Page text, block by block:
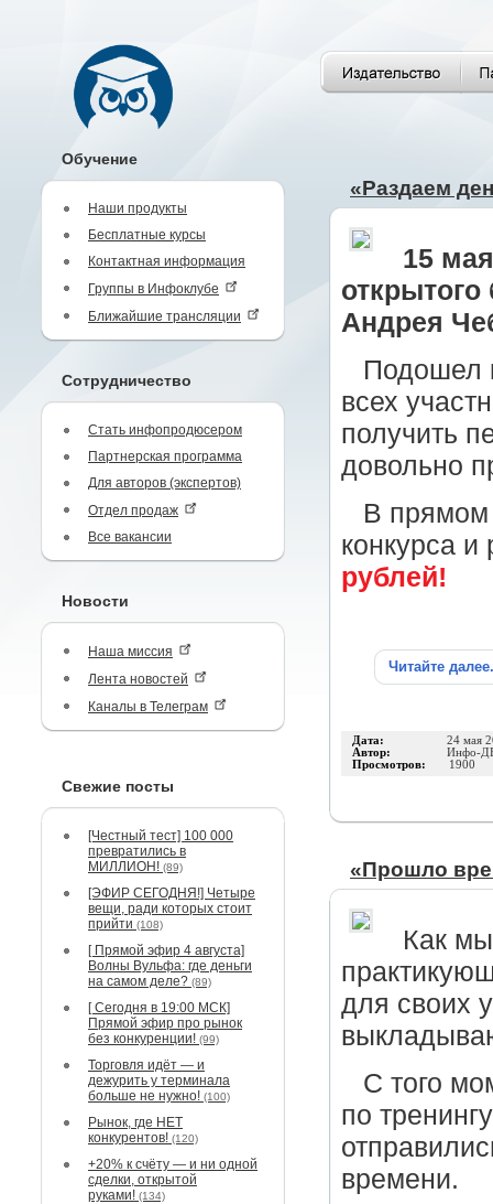
Обучение
Наши продукты
Бесплатные курсы
Контактная информация
Группы в Инфоклубе
Ближайшие трансляции
Сотрудничество
Стать инфопродюсером
Партнерская программа
Для авторов (экспертов)
Отдел продаж
Все вакансии
Новости
Наша миссия
Лента новостей
Каналы в Телеграм
Свежие посты
[Честный тест] 100 000
превратились в
МИЛЛИОН! (89)
[ЭФИР СЕГОДНЯ!] Четыре
вещи, ради которых стоит
прийти (108)
[ Прямой эфир 4 августа]
Волны Вульфа: где деньги
на самом деле? (89)
[ Сегодня в 19:00 МСК]
Прямой эфир про рынок
без конкуренции! (99)
Торговля идёт — и
дежурить у терминала
больше не нужно! (100)
Рынок, где НЕТ
конкурентов! (120)
+20% к счёту — и ни одной
сделки, открытой
руками! (134)
«Раздаем
15
открытого
Андрея
Подошел
всех
получить
довольно
В прямом
конкурса
рублей!
Читайте
Дата: 24 мая
Автор: Инфо-
Просмотров: 1900
«Прошло
Как
для своих
С того
по
времени.